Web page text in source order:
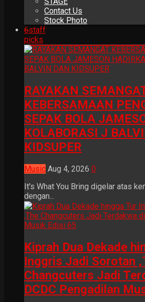
Contact Us
Stock Photo
6staff
picks
RAYAKAN
KEBERSAMAAN
SEPAK BOLA
KOLABORASI J
KIDSUPER
Music Aug 4, 2026 0
It's What You Bring digelar atas
dengan...
Kiprah Dua Dekade
Inggris Jadi Sorotan
Changcuters Jadi
DCDC Pengadilan